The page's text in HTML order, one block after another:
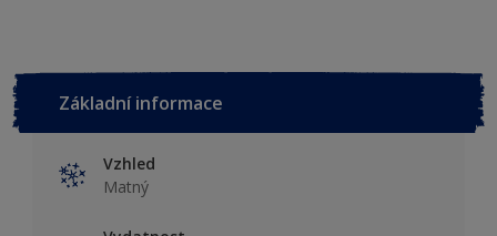
Základní informace
Vzhled
Matný